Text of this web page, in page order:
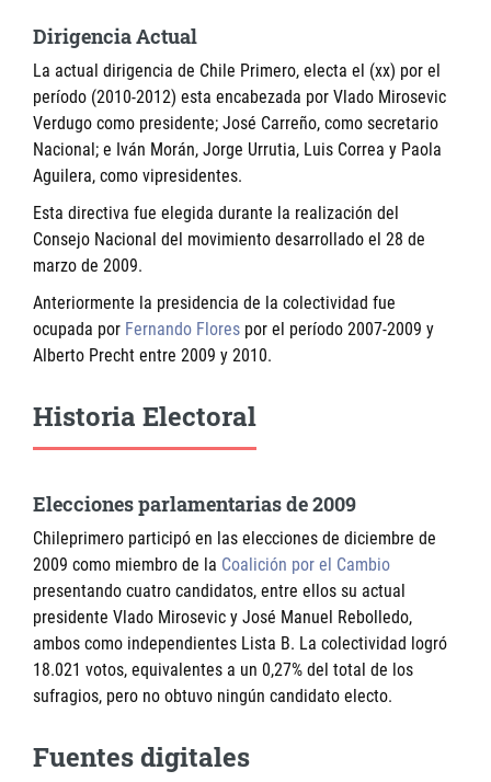
Dirigencia Actual
La actual dirigencia de Chile Primero, electa el (xx) por el
período (2010-2012) esta encabezada por Vlado Mirosevic
Verdugo como presidente; José Carreño, como secretario
Nacional; e Iván Morán, Jorge Urrutia, Luis Correa y Paola
Aguilera, como vipresidentes.
Esta directiva fue elegida durante la realización del
Consejo Nacional del movimiento desarrollado el 28 de
marzo de 2009.
Anteriormente la presidencia de la colectividad fue
ocupada por Fernando Flores por el período 2007-2009 y
Alberto Precht entre 2009 y 2010.
Historia Electoral
Elecciones parlamentarias de 2009
Chileprimero participó en las elecciones de diciembre de
2009 como miembro de la Coalición por el Cambio
presentando cuatro candidatos, entre ellos su actual
presidente Vlado Mirosevic y José Manuel Rebolledo,
ambos como independientes Lista B. La colectividad logró
18.021 votos, equivalentes a un 0,27% del total de los
sufragios, pero no obtuvo ningún candidato electo.
Fuentes digitales